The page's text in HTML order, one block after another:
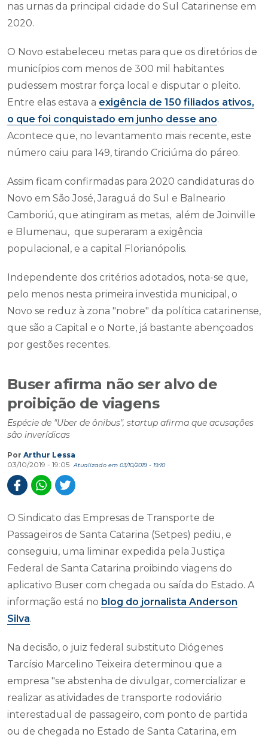
nas urnas da principal cidade do Sul Catarinense em
2020.
O Novo estabeleceu metas para que os diretórios de
municípios com menos de 300 mil habitantes
pudessem mostrar força local e disputar o pleito.
Entre elas estava a exigência de 150 filiados ativos,
o que foi conquistado em junho desse ano.
Acontece que, no levantamento mais recente, este
número caiu para 149, tirando Criciúma do páreo.
Assim ficam confirmadas para 2020 candidaturas do
Novo em São José, Jaraguá do Sul e Balneario
Camboriú, que atingiram as metas, além de Joinville
e Blumenau, que superaram a exigência
populacional, e a capital Florianópolis.
Independente dos critérios adotados, nota-se que,
pelo menos nesta primeira investida municipal, o
Novo se reduz à zona "nobre" da política catarinense,
que são a Capital e o Norte, já bastante abençoados
por gestões recentes.
Buser afirma não ser alvo de
proibição de viagens
Espécie de "Uber de ônibus", startup afirma que acusações
são inverídicas
Por Arthur Lessa
03/10/2019 - 19:05
Atualizado em 03/10/2019 - 19:10
O Sindicato das Empresas de Transporte de
Passageiros de Santa Catarina (Setpes) pediu, e
conseguiu, uma liminar expedida pela Justiça
Federal de Santa Catarina proibindo viagens do
aplicativo Buser com chegada ou saída do Estado. A
informação está no blog do jornalista Anderson
Silva.
Na decisão, o juiz federal substituto Diógenes
Tarcísio Marcelino Teixeira determinou que a
empresa "se abstenha de divulgar, comercializar e
realizar as atividades de transporte rodoviário
interestadual de passageiro, com ponto de partida
ou de chegada no Estado de Santa Catarina, em